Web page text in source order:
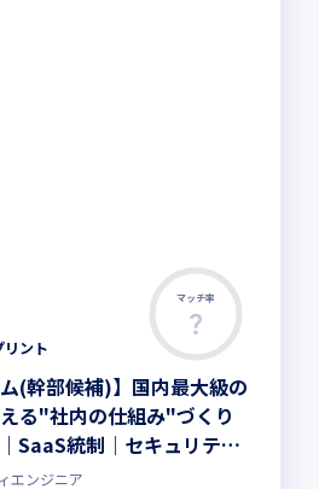
マッチ率
ント
(幹部候補)】国内最大級の
る"社内の仕組み"づくり
SaaS統制｜セキュリティ
を目指せるポジション｜ハ
エンジニア